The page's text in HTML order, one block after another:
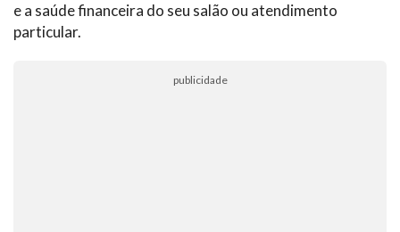
e a saúde financeira do seu salão ou atendimento
particular.
publicidade